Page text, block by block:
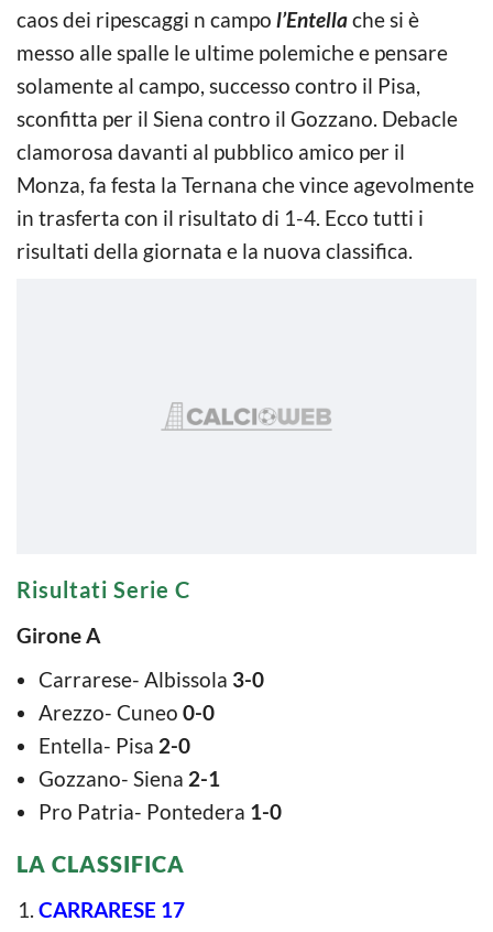
caos dei ripescaggi n campo l’Entellache si è
messo alle spalle le ultime polemiche e pensare
solamente al campo, successo contro il Pisa,
sconfitta per il Siena contro il Gozzano. Debacle
clamorosa davanti al pubblico amico per il
Monza, fa festa la Ternana che vince agevolmente
in trasferta con il risultato di 1-4. Ecco tutti i
risultati della giornata e la nuova classifica.
Risultati Serie C
Girone A
Carrarese- Albissola 3-0
Arezzo- Cuneo 0-0
Entella- Pisa 2-0
Gozzano- Siena 2-1
Pro Patria- Pontedera 1-0
LA CLASSIFICA
CARRARESE 17